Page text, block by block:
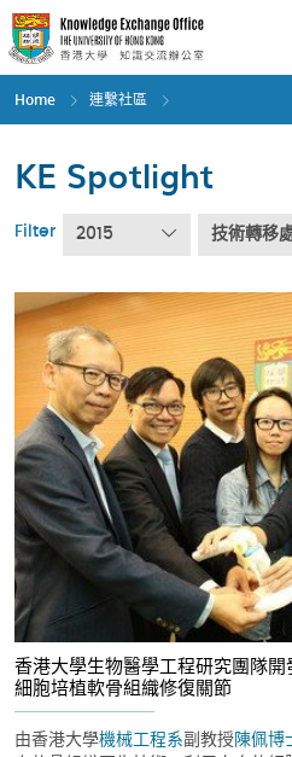
Skip
to
main
content
Home 連繫社區
KE Spotlight
Filter 2015 技術轉移
香港大學生物醫學工程研究團隊
細胞培植軟骨組織修復關節
由香港大學機械工程系副教授陳佩博